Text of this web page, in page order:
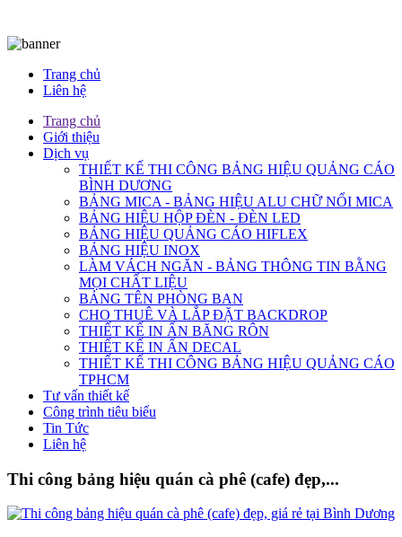
Trang chủ
Liên hệ
Trang chủ
Giới thiệu
Dịch vụ
THIẾT KẾ THI CÔNG BẢNG HIỆU QUẢNG CÁO
BÌNH DƯƠNG
BẢNG MICA - BẢNG HIỆU ALU CHỮ NỔI MICA
BẢNG HIỆU HỘP ĐÈN - ĐÈN LED
BẢNG HIỆU QUẢNG CÁO HIFLEX
BẢNG HIỆU INOX
LÀM VÁCH NGĂN - BẢNG THÔNG TIN BẰNG
MỌI CHẤT LIỆU
BẢNG TÊN PHÒNG BAN
CHO THUÊ VÀ LẮP ĐẶT BACKDROP
THIẾT KẾ IN ẤN BĂNG RÔN
THIẾT KẾ IN ẤN DECAL
THIẾT KẾ THI CÔNG BẢNG HIỆU QUẢNG CÁO
TPHCM
Tư vấn thiết kế
Công trình tiêu biểu
Tin Tức
Liên hệ
Thi công bảng hiệu quán cà phê (cafe) đẹp,...